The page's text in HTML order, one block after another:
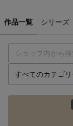
作品一覧 シリーズ